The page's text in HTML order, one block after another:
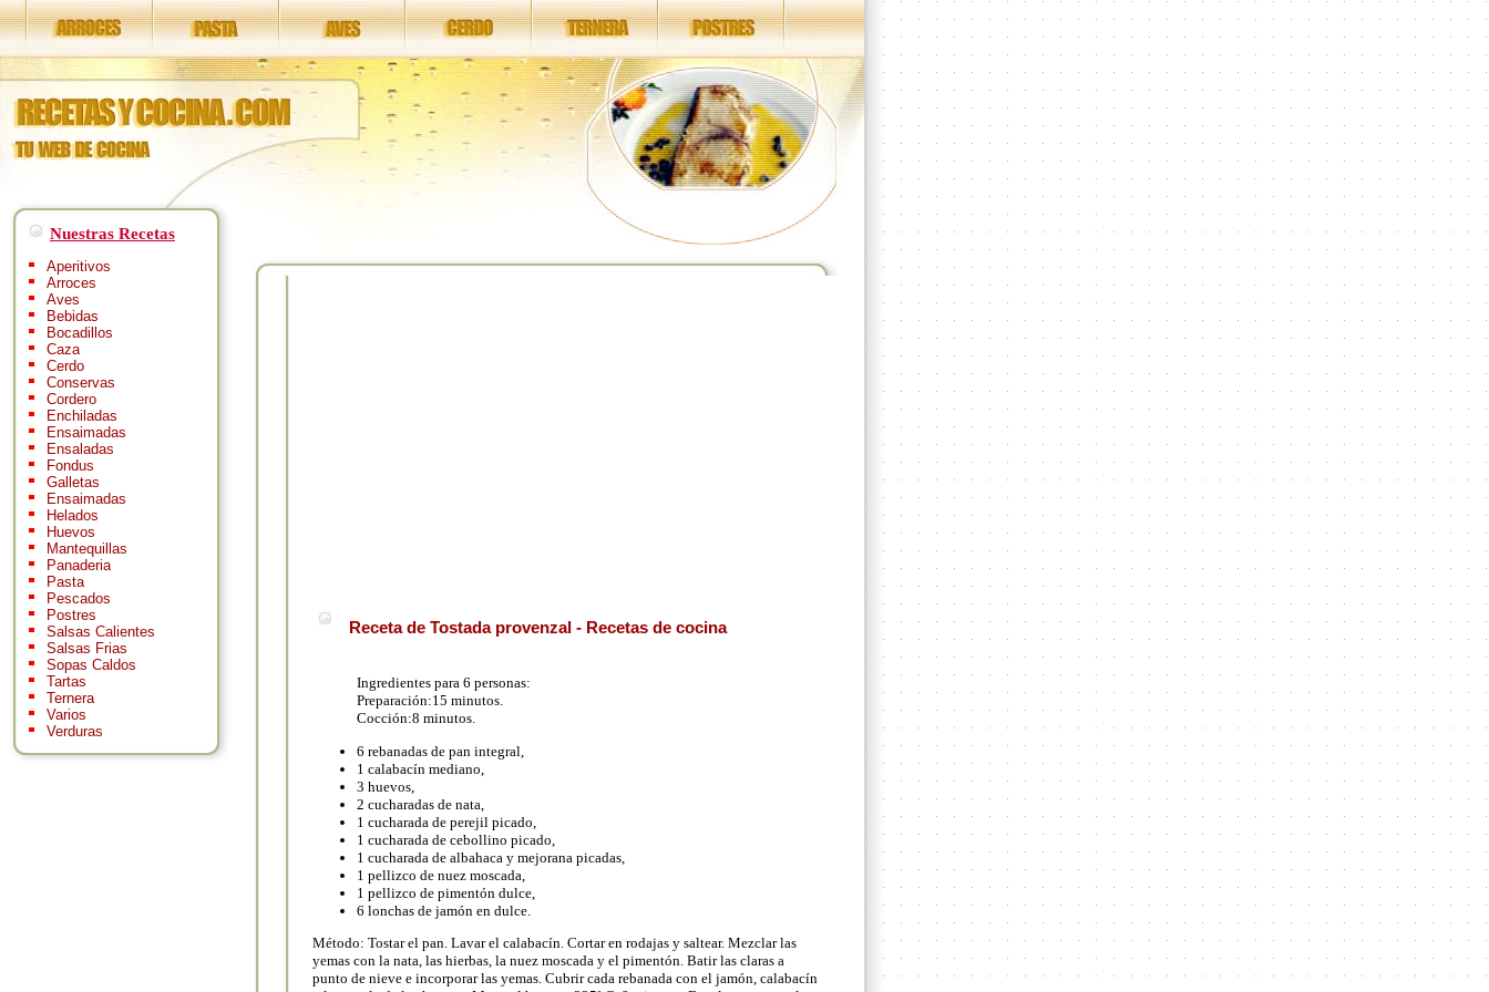
Nuestras Recetas
Aperitivos
Arroces
Aves
Bebidas
Bocadillos
Caza
Cerdo
Conservas
Cordero
Enchiladas
Ensaimadas
Ensaladas
Fondus
Galletas
Ensaimadas
Helados
Huevos
Mantequillas
Panaderia
Pasta
Pescados
Postres
Salsas Calientes
Salsas Frias
Sopas Caldos
Tartas
Ternera
Varios
Verduras
Receta de Tostada provenzal - Recetas de cocina
Ingredientes para 6 personas:
Preparación:15 minutos.
Cocción:8 minutos.
6 rebanadas de pan integral,
1 calabacín mediano,
3 huevos,
2 cucharadas de nata,
1 cucharada de perejil picado,
1 cucharada de cebollino picado,
1 cucharada de albahaca y mejorana picadas,
1 pellizco de nuez moscada,
1 pellizco de pimentón dulce,
6 lonchas de jamón en dulce.
Método: Tostar el pan. Lavar el calabacín. Cortar en rodajas y saltear. Mezclar las
yemas con la nata, las hierbas, la nuez moscada y el pimentón. Batir las claras a
punto de nieve e incorporar las yemas. Cubrir cada rebanada con el jamón, calabacín